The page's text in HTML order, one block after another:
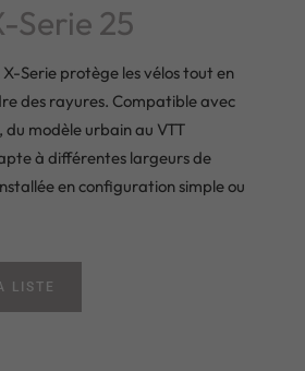
Serie 25
Serie protège les vélos tout en
des rayures. Compatible avec
du modèle urbain au VTT
à différentes largeurs de
en configuration simple ou
LISTE